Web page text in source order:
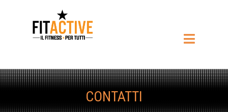
CONTATTI